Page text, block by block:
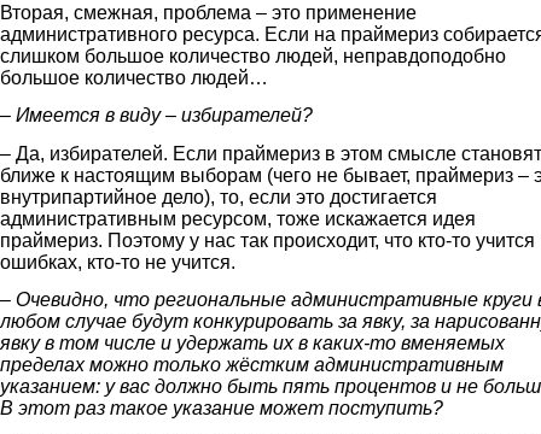
Вторая, смежная, проблема – это применение
административного ресурса. Если на праймериз
слишком большое количество людей, неправдоподобно
большое количество людей…
– Имеется в виду – избирателей?
– Да, избирателей. Если праймериз в этом смысле
ближе к настоящим выборам (чего не бывает, праймериз –
внутрипартийное дело), то, если это достигается
административным ресурсом, тоже искажается идея
праймериз. Поэтому у нас так происходит, что кто-то учится
ошибках, кто-то не учится.
– Очевидно, что региональные административные круги
любом случае будут конкурировать за явку, за
явку в том числе и удержать их в каких-то вменяемых
пределах можно только жёстким административным
указанием: у вас должно быть пять процентов и не
В этот раз такое указание может поступить?